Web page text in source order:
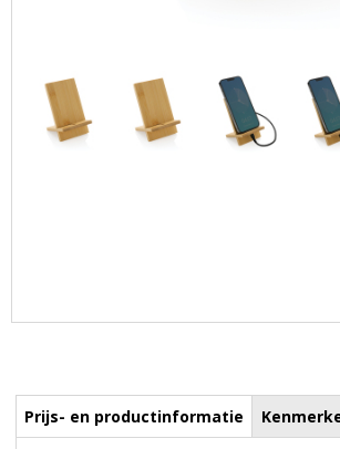
Prijs- en productinformatie